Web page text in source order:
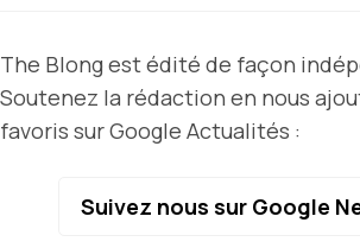
The Blong est édité de façon
Soutenez la rédaction en nous
favoris sur Google Actualités :
Suivez nous sur Google